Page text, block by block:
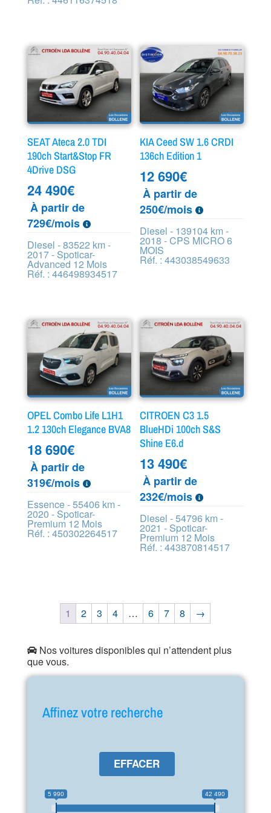
SEAT Ateca 2.0 TDI
190ch Start&Stop FR
4Drive DSG
24 490€
À partir de
729€/mois
Diesel - 83522 km -
2017 - Spoticar-
Advanced 12 Mois
Réf. : 446498934517
KIA Ceed SW 1.6 CRDI
136ch Edition 1
12 690€
À partir de
250€/mois
Diesel - 139104 km -
2018 - CPS MICRO 6
MOIS
Réf. : 443038549633
OPEL Combo Life L1H1
1.2 130ch Elegance BVA8
18 690€
À partir de
319€/mois
Essence - 55406 km -
2020 - Spoticar-
Premium 12 Mois
Réf. : 450302264517
CITROEN C3 1.5
BlueHDi 100ch S&S
Shine E6.d
13 490€
À partir de
232€/mois
Diesel - 54796 km -
2021 - Spoticar-
Premium 12 Mois
Réf. : 443870814517
1 2 3 4 … 6 7 8 →
Nos voitures disponibles qui n’attendent plus
que vous.
Affinez votre recherche
EFFACER
5 990 42 490